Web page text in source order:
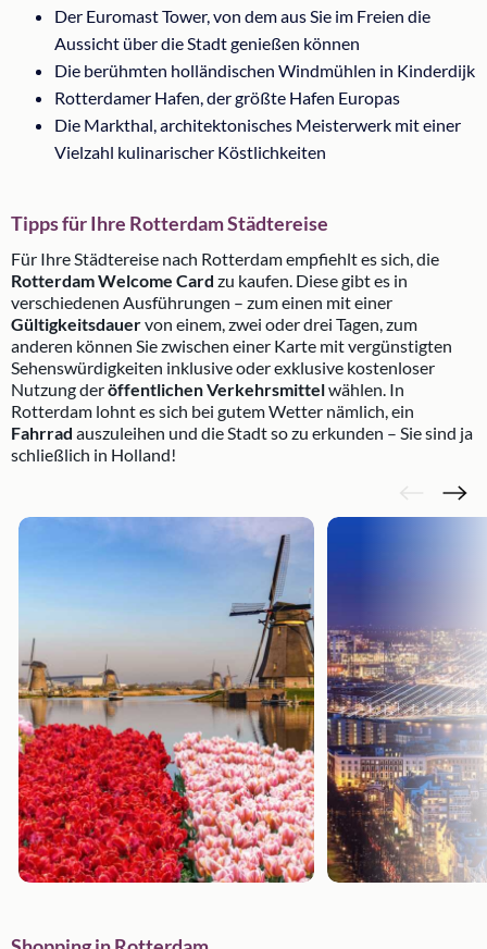
Der Euromast Tower, von dem aus Sie im Freien die
Aussicht über die Stadt genießen können
Die berühmten holländischen Windmühlen in Kinderdijk
Rotterdamer Hafen, der größte Hafen Europas
Die Markthal, architektonisches Meisterwerk mit einer
Vielzahl kulinarischer Köstlichkeiten
Tipps für Ihre Rotterdam Städtereise
Für Ihre Städtereise nach Rotterdam empfiehlt es sich, die
Rotterdam Welcome Card zu kaufen. Diese gibt es in
verschiedenen Ausführungen – zum einen mit einer
Gültigkeitsdauervon einem, zwei oder drei Tagen, zum
anderen können Sie zwischen einer Karte mit vergünstigten
Sehenswürdigkeiten inklusive oder exklusive kostenloser
Nutzung deröffentlichen Verkehrsmittelwählen. In
Rotterdam lohnt es sich bei gutem Wetter nämlich, ein
Fahrrad auszuleihen und die Stadt so zu erkunden – Sie sind ja
schließlich in Holland!